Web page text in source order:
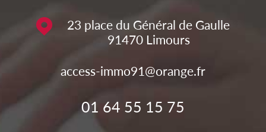
23 place du Général de Gaulle
91470 Limours
access-immo91@orange.fr
01 64 55 15 75